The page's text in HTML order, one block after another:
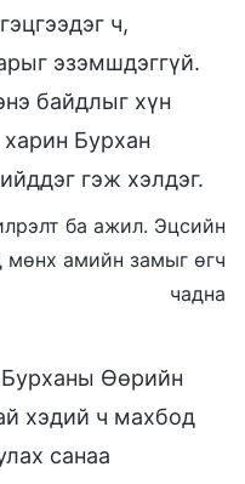
ч,
эзэмшдэггүй.
байдлыг хүн
Бурхан
гэж хэлдэг.
ба ажил. Эцсийн
мөнх амийн замыг өгч
чадна
Бурханы Өөрийн
хэдий ч махбод
санаа